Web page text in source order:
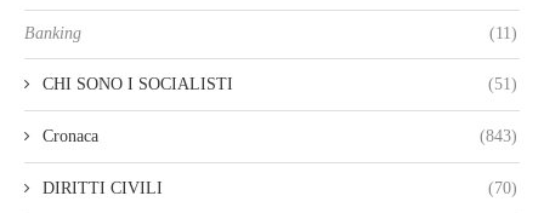
Banking (11)
CHI SONO I SOCIALISTI (51)
Cronaca (843)
DIRITTI CIVILI (70)